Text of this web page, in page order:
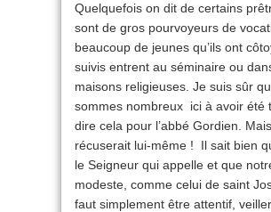
Quelquefois on dit de certains
sont de gros pourvoyeurs de
beaucoup de jeunes qu’ils ont
suivis entrent au séminaire ou
maisons religieuses. Je suis sûr
sommes nombreux ici à avoir été
dire cela pour l’abbé Gordien.
récuserait lui-même ! Il sait bien
le Seigneur qui appelle et que
modeste, comme celui de saint
faut simplement être attentif,